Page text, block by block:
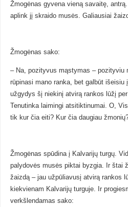
Žmogėnas gyvena vieną savaitę,
aplink jį skraido musės. Galiausiai
Žmogėnas sako:
– Na, pozityvus mąstymas – pozityviu
rūpinasi mano ranka, bet galbūt išeisiu
užgydys šį niekinį atvirą rankos lūžį
Tenutinka laimingi atsitiktinumai. O,
tik kur čia eiti? Kur čia daugiau
Žmogėnas spūdina į Kalvarijų turgų.
palydovės musės piktai byzgia. Ir štai
žaizdą – jau užpūliavusį atvirą rankos
kiekvienam Kalvarijų turguje. Ir
verkšlendamas sako: